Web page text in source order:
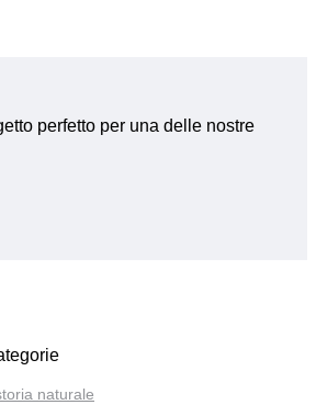
perfetto per una delle nostre
naturale